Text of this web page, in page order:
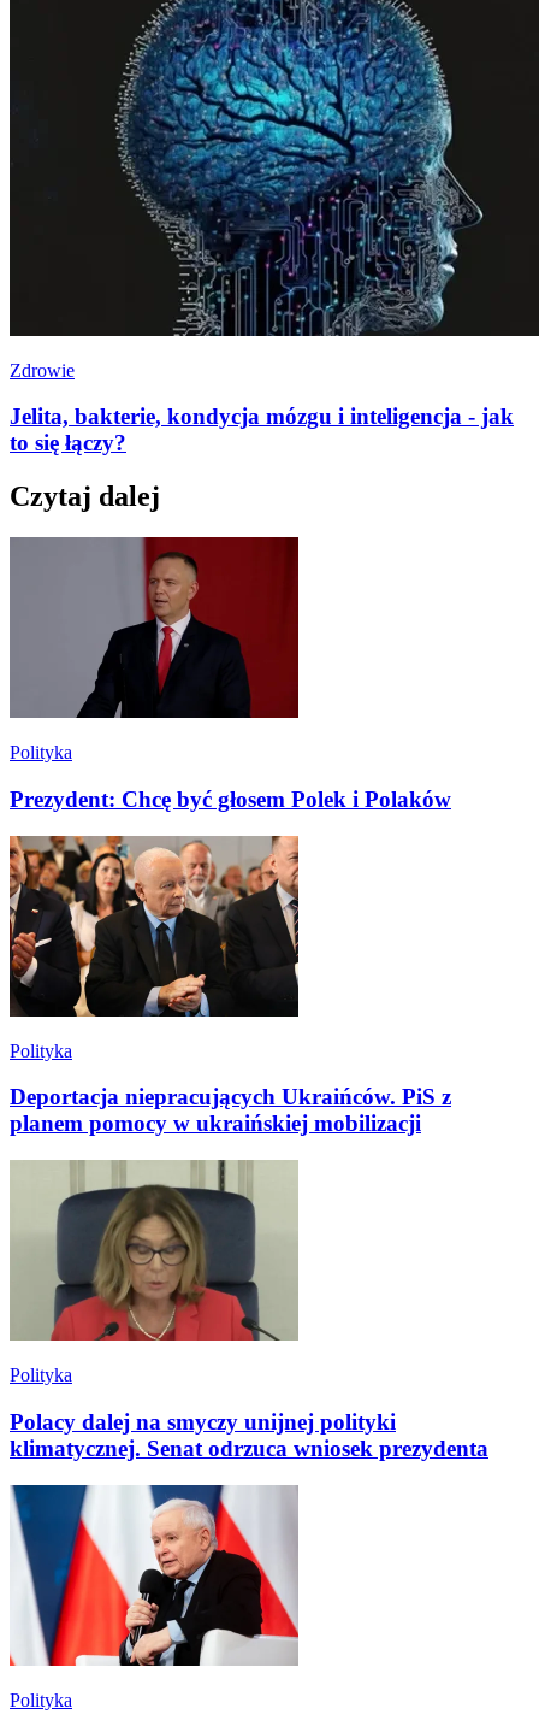
Zdrowie
Jelita, bakterie, kondycja mózgu i inteligencja - jak
to się łączy?
Czytaj dalej
Polityka
Prezydent: Chcę być głosem Polek i Polaków
Polityka
Deportacja niepracujących Ukraińców. PiS z
planem pomocy w ukraińskiej mobilizacji
Polityka
Polacy dalej na smyczy unijnej polityki
klimatycznej. Senat odrzuca wniosek prezydenta
Polityka